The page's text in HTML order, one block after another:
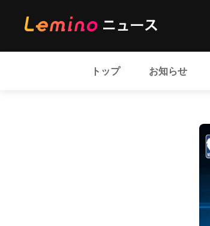
トップ お知らせ